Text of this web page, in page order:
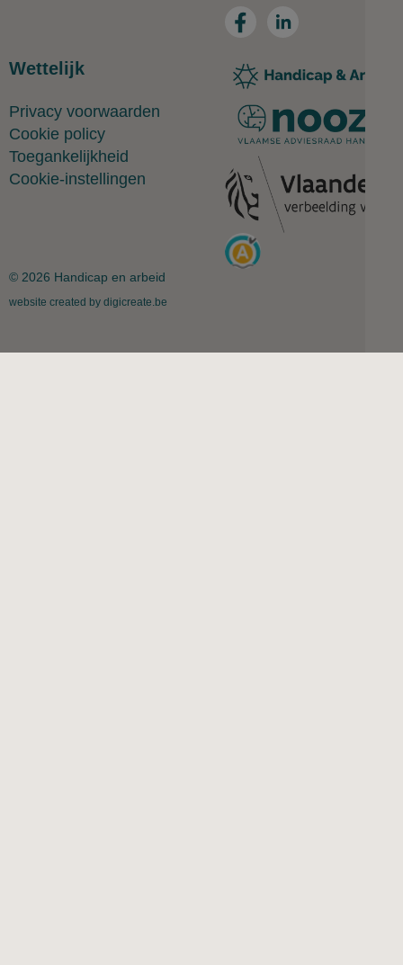
Wettelijk
Privacy voorwaarden
Cookie policy
Toegankelijkheid
Cookie-instellingen
© 2026 Handicap en arbeid
website created by digicreate.be